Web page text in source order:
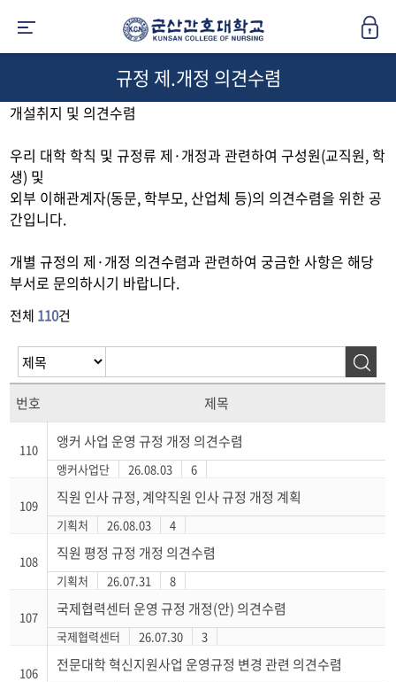
규정 제.개정 의견수렴
개설취지 및 의견수렴
우리 대학 학칙 및 규정류 제·개정과 관련하여 구성원(교직원, 학
생) 및
외부 이해관계자(동문, 학부모, 산업체 등)의 의견수렴을 위한 공
간입니다.
개별 규정의 제·개정 의견수렴과 관련하여 궁금한 사항은 해당
부서로 문의하시기 바랍니다.
전체 110건
번호 제목
110 앵커 사업 운영 규정 개정 의견수렴
앵커사업단 26.08.03 6
109 직원 인사 규정, 계약직원 인사 규정 개정 계획
기획처 26.08.03 4
108 직원 평정 규정 개정 의견수렴
기획처 26.07.31 8
107 국제협력센터 운영 규정 개정(안) 의견수렴
국제협력센터 26.07.30 3
106 전문대학 혁신지원사업 운영규정 변경 관련 의견수렴